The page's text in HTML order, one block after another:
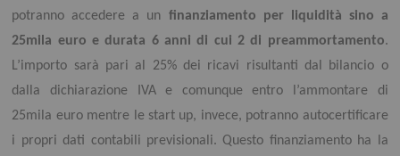
potranno accedere a un finanziamento per liquidità sino a
25mila euro e durata 6 anni di cui 2 di preammortamento.
L’importo sarà pari al 25% dei ricavi risultanti dal bilancio o
dalla dichiarazione IVA e comunque entro l’ammontare di
25mila euro mentre le start up, invece, potranno autocertificare
i propri dati contabili previsionali. Questo finanziamento ha la